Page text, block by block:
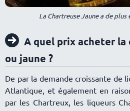
La Chartreuse Jaune a de
A quel prix acheter
ou jaune ?
De par la demande croissante de
Atlantique, et également en
par les Chartreux, les liqueurs